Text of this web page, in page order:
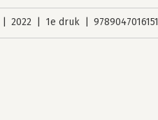
2022 1e druk 9789047016151